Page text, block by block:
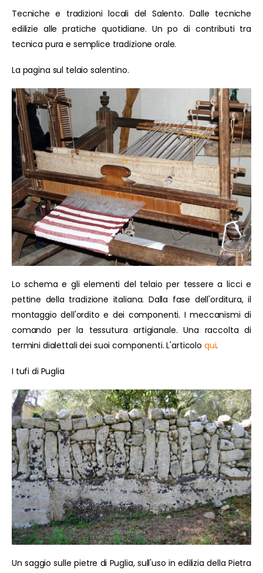
Tecniche e tradizioni locali del Salento. Dalle tecniche
edilizie alle pratiche quotidiane. Un po di contributi tra
tecnica pura e semplice tradizione orale.
La pagina sul telaio salentino.
Lo schema e gli elementi del telaio per tessere a licci e
pettine della tradizione italiana. Dalla fase dell'orditura, il
montaggio dell'ordito e dei componenti. I meccanismi di
comando per la tessutura artigianale. Una raccolta di
termini dialettali dei suoi componenti. L'articolo qui.
I tufi di Puglia
Un saggio sulle pietre di Puglia, sull'uso in edilizia della Pietra